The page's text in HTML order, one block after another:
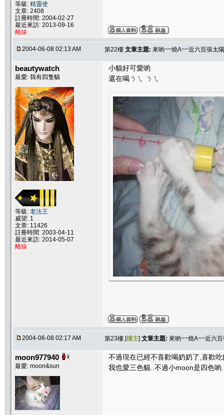
等級: 精靈使
文章: 2408
註冊時間: 2004-02-27
最近來訪: 2013-09-16
離線
2004-06-08 02:13 AM 第22樓 文章主題: 來喲~~燒A~~近六百張太
beautywatch
最愛: 我有四隻貓
等級: 老法王
威望: 1
文章: 11426
註冊時間: 2003-04-11
最近來訪: 2014-05-07
離線
小貓好可愛喲
還在喝ㄋㄟ ㄋㄟ
2004-06-08 02:17 AM 第23樓 [樓主] 文章主題: 來喲~~燒A~~近六
moon977940
最愛: moon&sun
不過現在已經不喜歡喝奶奶了,喜歡吃
我也愛三色貓..不過小moon是四色喲